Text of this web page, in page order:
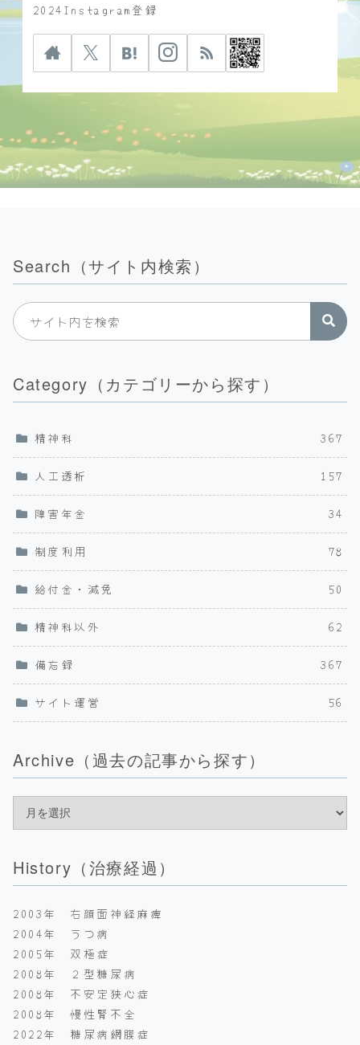
2024Instagram登録
Search（サイト内検索）
Category（カテゴリーから探す）
精神科 367
人工透析 157
障害年金 34
制度利用 78
給付金・減免 50
精神科以外 62
備忘録 367
サイト運営 56
Archive（過去の記事から探す）
History（治療経過）
2003年 右顔面神経麻痺
2004年 うつ病
2005年 双極症
2008年 ２型糖尿病
2008年 不安定狭心症
2008年 慢性腎不全
2022年 糖尿病網膜症